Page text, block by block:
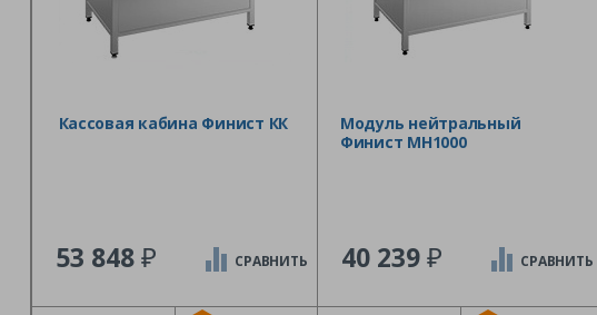
Кассовая кабина Финист КК
53 848₽ СРАВНИТЬ
Модуль нейтральный
Финист МН1000
40 239₽ СРАВНИТЬ